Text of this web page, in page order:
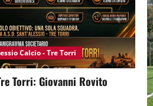
Calcio - Tre Torri
Torri: Giovanni Rovito